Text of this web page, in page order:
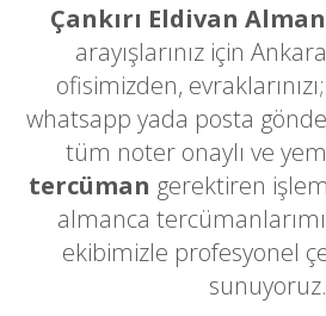
Çankırı Eldivan
arayışlarınız için
ofisimizden,
whatsapp yada posta
tüm noter onaylı ve
tercüman gerektiren
almanca
ekibimizle profesyonel
sunuyoruz.